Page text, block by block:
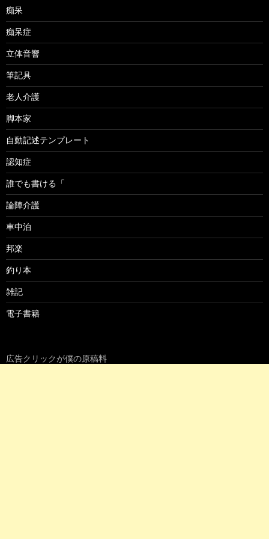
痴呆
痴呆症
立体音響
筆記具
老人介護
脚本家
自動記述テンプレート
認知症
誰でも書ける「
論陣介護
車中泊
邦楽
釣り本
雑記
電子書籍
広告クリックが僕の原稿料